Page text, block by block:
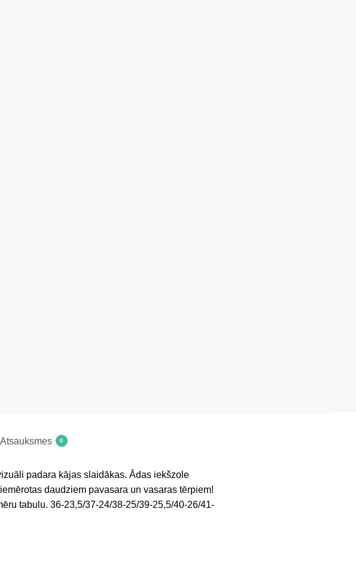
Atsauksmes 0
padara kājas slaidākas. Ādas iekšzole
daudziem pavasara un vasaras tērpiem!
tabulu. 36-23,5/37-24/38-25/39-25,5/40-26/41-